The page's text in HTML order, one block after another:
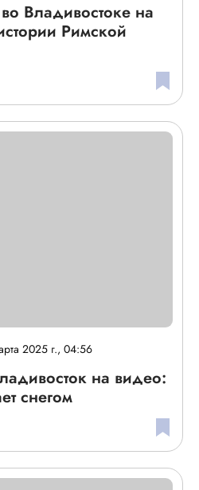
Владивостоке на
Римской
2025 г., 04:56
на видео:
снегом